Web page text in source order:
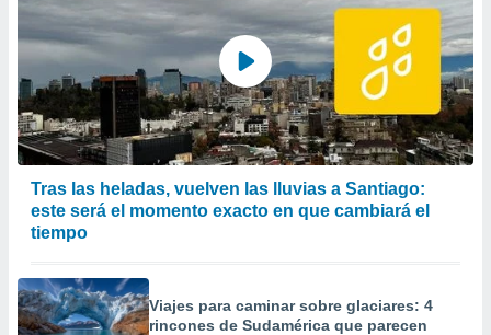
Tras las heladas, vuelven las lluvias a Santiago:
este será el momento exacto en que cambiará el
tiempo
Viajes para caminar sobre glaciares: 4
rincones de Sudamérica que parecen